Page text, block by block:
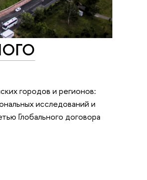
городов и регионов:
исследований и
Глобального договора